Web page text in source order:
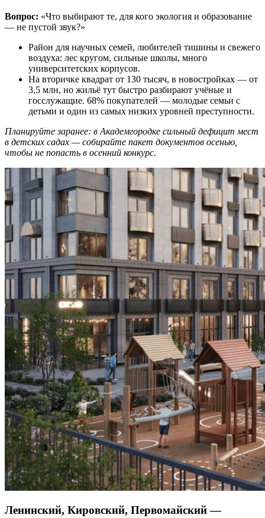
Вопрос: «Что выбирают те, для кого экология и образование
— не пустой звук?»
Район для научных семей, любителей тишины и свежего
воздуха: лес кругом, сильные школы, много
университетских корпусов.
На вторичке квадрат от 130 тысяч, в новостройках — от
3,5 млн, но жильё тут быстро разбирают учёные и
госслужащие. 68% покупателей — молодые семьи с
детьми и один из самых низких уровней преступности.
Планируйте заранее: в Академгородке сильный дефицит мест
в детских садах — собирайте пакет документов осенью,
чтобы не попасть в осенний конкурс.
Ленинский, Кировский, Первомайский —